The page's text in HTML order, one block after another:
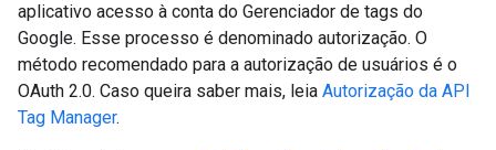
aplicativo acesso à conta do Gerenciador de tags do
Google. Esse processo é denominado autorização. O
método recomendado para a autorização de usuários é o
OAuth 2.0. Caso queira saber mais, leia Autorização da API
Tag Manager.